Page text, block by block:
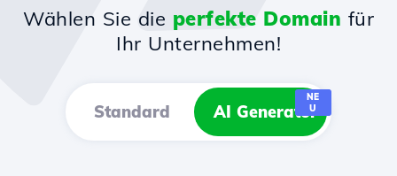
Wählen Sie die perfekte Domain für
Ihr Unternehmen!
Standard AI Generator
NE
U